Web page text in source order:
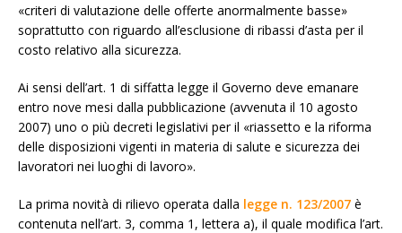
«criteri di valutazione delle offerte anormalmente basse»
soprattutto con riguardo all’esclusione di ribassi d’asta per il
costo relativo alla sicurezza.
Ai sensi dell’art. 1 di siffatta legge il Governo deve emanare
entro nove mesi dalla pubblicazione (avvenuta il 10 agosto
2007) uno o più decreti legislativi per il «riassetto e la riforma
delle disposizioni vigenti in materia di salute e sicurezza dei
lavoratori nei luoghi di lavoro».
La prima novità di rilievo operata dalla legge n. 123/2007 è
contenuta nell’art. 3, comma 1, lettera a), il quale modifica l’art.